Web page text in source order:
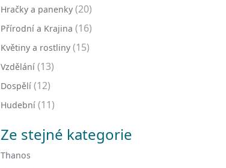
Hračky a panenky (20)
Přírodní a Krajina (16)
Květiny a rostliny (15)
Vzdělání (13)
Dospělí (12)
Hudební (11)
Ze stejné kategorie
Thanos